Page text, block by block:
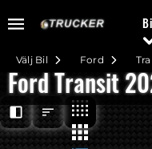
Ford
Välj Bil
Ford Transit